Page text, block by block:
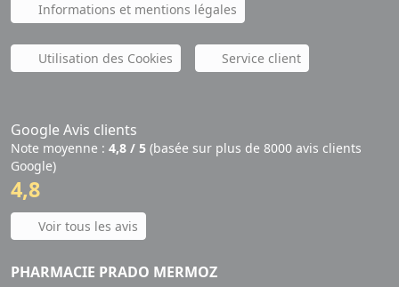
Informations et mentions légales
Utilisation des Cookies Service client
Google Avis clients
Note moyenne : 4,8 / 5 (basée sur plus de 8000 avis clients
Google)
4,8
Voir tous les avis
PHARMACIE PRADO MERMOZ